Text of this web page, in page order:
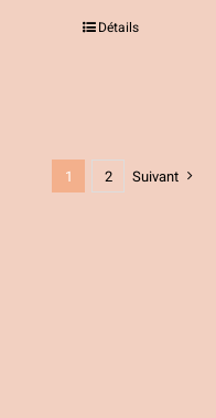
Détails
1 2 Suivant